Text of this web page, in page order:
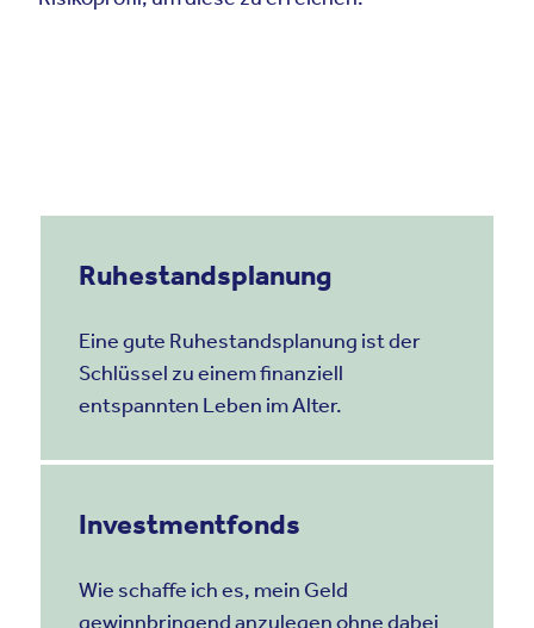
Ruhestandsplanung
Eine gute Ruhestandsplanung ist der
Schlüssel zu einem finanziell
entspannten Leben im Alter.
Investmentfonds
Wie schaffe ich es, mein Geld
gewinnbringend anzulegen ohne dabei